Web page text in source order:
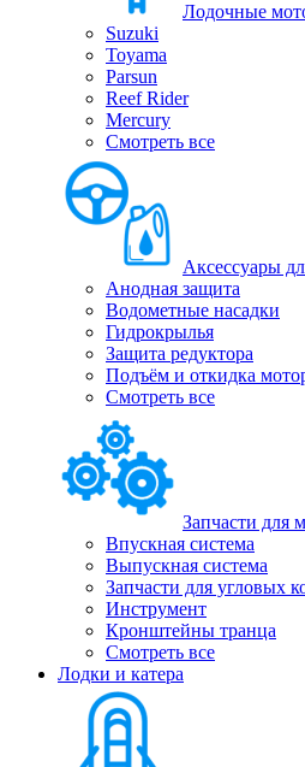
Лодочные
Suzuki
Toyama
Parsun
Reef Rider
Mercury
Смотреть все
Аксессуары
Анодная защита
Водометные насадки
Гидрокрылья
Защита редуктора
Подъём и откидка
Смотреть все
Запчасти для
Впускная система
Выпускная система
Запчасти для угловых
Инструмент
Кронштейны транца
Смотреть все
Лодки и катера